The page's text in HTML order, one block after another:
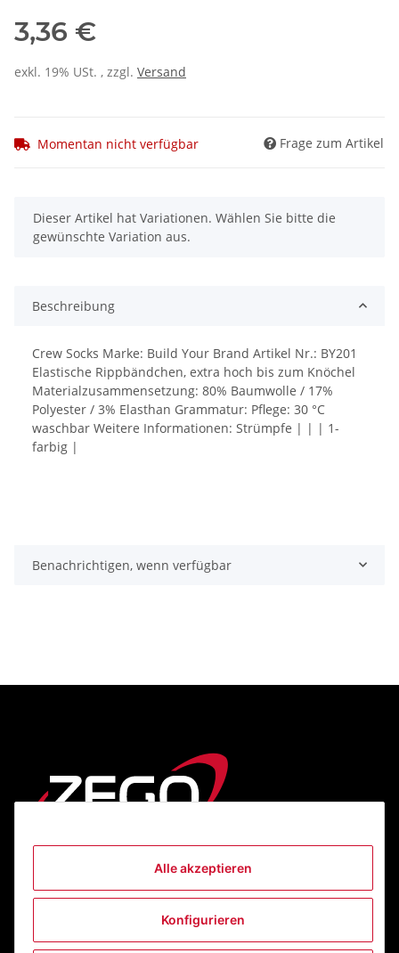
Alle akzeptieren
Konfigurieren
3,36 €
exkl. 19% USt. , zzgl. Versand
Momentan nicht verfügbar Frage zum Artikel
x
Dieser Artikel hat Variationen. Wählen Sie bitte die
gewünschte Variation aus.
Beschreibung
Crew Socks Marke: Build Your Brand Artikel Nr.: BY201
Elastische Rippbändchen, extra hoch bis zum Knöchel
Materialzusammensetzung: 80% Baumwolle / 17%
Polyester / 3% Elasthan Grammatur: Pflege: 30 °C
waschbar Weitere Informationen: Strümpfe | | | 1-
farbig |
Benachrichtigen, wenn verfügbar
Informationen